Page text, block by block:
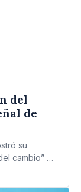
del
de
su
cambio” a